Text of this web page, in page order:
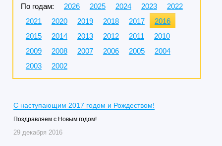
По годам: 2026 2025 2024 2023
2022
2021
2020 2019 2018 2017
2016
2015
2014 2013 2012 2011
2010
2009
2008 2007 2006 2005
2004
2003
2002
C наступающим 2017 годом и Рождеством!
Поздравляем с Новым годом!
29 декабря 2016